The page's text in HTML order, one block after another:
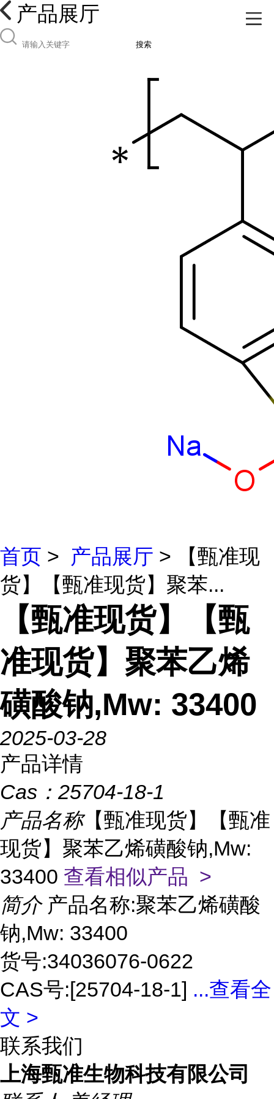
产品展厅
搜索
首页 > 产品展厅 > 【甄准现
货】【甄准现货】聚苯...
【甄准现货】【甄
准现货】聚苯乙烯
磺酸钠,Mw: 33400
2025-03-28
产品详情
Cas： 25704-18-1
产品名称【甄准现货】【甄准
现货】聚苯乙烯磺酸钠,Mw:
33400 查看相似产品 >
简介 产品名称:聚苯乙烯磺酸
钠,Mw: 33400
货号:34036076-0622
CAS号:[25704-18-1] ...查看全
文 >
联系我们
上海甄准生物科技有限公司